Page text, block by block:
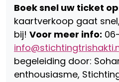
Boek snel uw ticket
kaartverkoop gaat
bij! Voor meer info:
begeleiding door:
enthousiasme,